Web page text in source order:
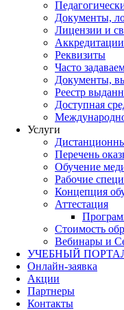
Документы,
Лицензии и
Аккредитации
Реквизиты
Часто
Документы,
Реестр
Доступная
Услуги
Перечень
Обучение
Рабочие
Концепция
Аттестация
Стоимость
Вебинары и
УЧЕБНЫЙ
Онлайн-заявка
Акции
Партнеры
Контакты